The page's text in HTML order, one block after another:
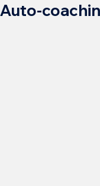
Auto-